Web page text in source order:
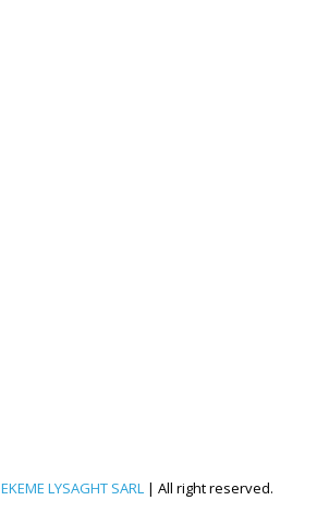
EKEME LYSAGHT SARL| All right reserved.